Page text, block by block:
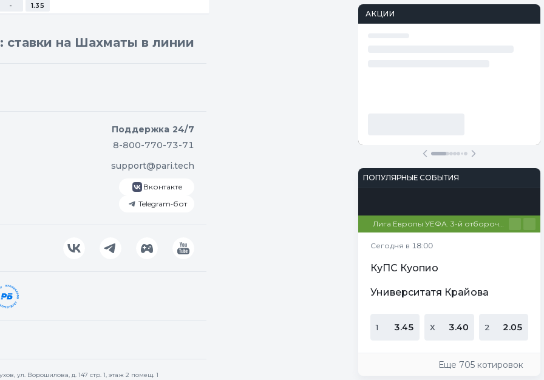
- 1.35
на Шахматы в линии
Поддержка 24/7
8-800-770-73-71
support@pari.tech
Вконтакте
Telegram‑бот
ул. Ворошилова, д. 147 стр. 1, этаж 2 помещ. 1
АКЦИИ
ПОПУЛЯРНЫЕ СОБЫТИЯ
Лига Европы УЕФА. 3-й отборочный этап. Первые матчи
Сегодня в 18:00
КуПС Куопио
Университатя Крайова
1 3.45 Х 3.40 2 2.05
Еще 705 котировок